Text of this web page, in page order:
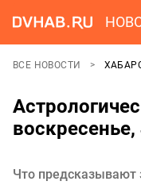
ВСЕ НОВОСТИ
Что предсказывают